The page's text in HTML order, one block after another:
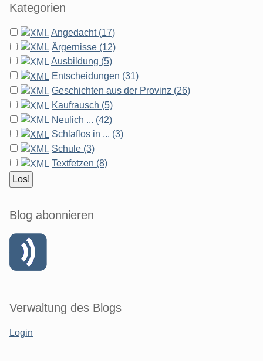
Kategorien
Angedacht (17)
Ärgernisse (12)
Ausbildung (5)
Entscheidungen (31)
Geschichten aus der Provinz (26)
Kaufrausch (5)
Neulich ... (42)
Schlaflos in ... (3)
Schule (3)
Textfetzen (8)
Blog abonnieren
Verwaltung des Blogs
Login